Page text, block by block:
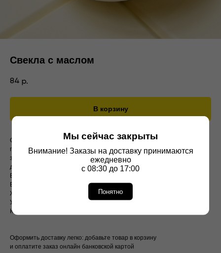
Свекла с маслом
84 р.
В корзину
Сочная отварная свекла с ароматным растительным маслом —
простота, в которой раскрывается натуральный вкус. Яркая, полезная
закуска с легкой сладостью и земляными нотками. Отличное
дополнение к любому обеду!
Вес 100 грамм
Белки 1,49
Жиры 5,12
Углеводы 8,53
Калорийность 86
Оформить доставку легко: добавьте товар в корзину
и оплатите заказ онлайн банковской картой
Мы сейчас закрыты
Внимание! Заказы на доставку принимаются
ежедневно
с 08:30 до 17:00
Понятно